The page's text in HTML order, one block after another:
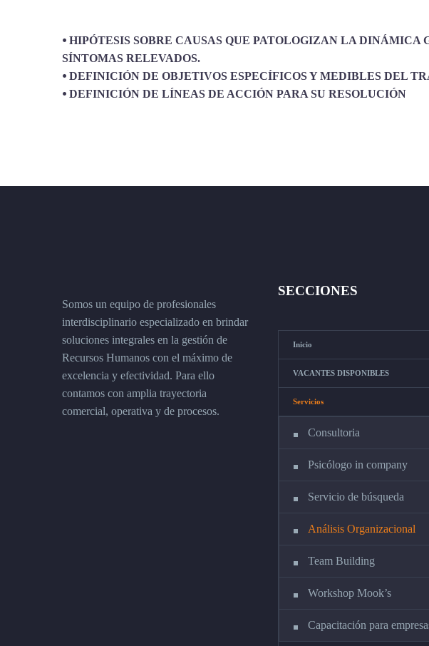
⦁ HIPÓTESIS SOBRE CAUSAS QUE PATOLOGIZAN LA
SÍNTOMAS RELEVADOS.
⦁ DEFINICIÓN DE OBJETIVOS ESPECÍFICOS Y MEDIBLES DEL
⦁ DEFINICIÓN DE LÍNEAS DE ACCIÓN PARA SU RESOLUCIÓN
Somos un equipo de profesionales
interdisciplinario especializado en brindar
soluciones integrales en la gestión de
Recursos Humanos con el máximo de
excelencia y efectividad. Para ello
contamos con amplia trayectoria
comercial, operativa y de procesos.
SECCIONES
Inicio
VACANTES DISPONIBLES
Servicios
Consultoria
Psicólogo in company
Servicio de búsqueda
Análisis Organizacional
Team Building
Workshop Mook’s
Capacitación para